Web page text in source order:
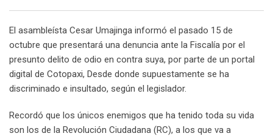
El asambleísta Cesar Umajinga informó el pasado 15 de
octubre que presentará una denuncia ante la Fiscalía por el
presunto delito de odio en contra suya, por parte de un portal
digital de Cotopaxi, Desde donde supuestamente se ha
discriminado e insultado, según el legislador.
Recordó que los únicos enemigos que ha tenido toda su vida
son los de la Revolución Ciudadana (RC), a los que va a